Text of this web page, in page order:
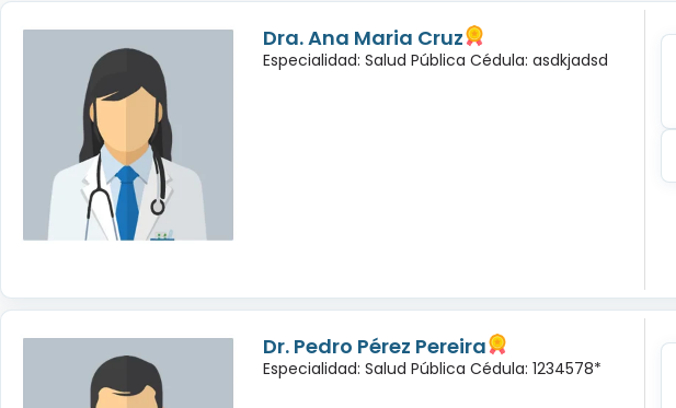
Dra. Ana Maria Cruz
Especialidad: Salud Pública Cédula: asdkjadsd
Dr. Pedro Pérez Pereira
Especialidad: Salud Pública Cédula: 1234578*